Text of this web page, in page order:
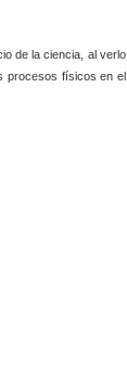
de la ciencia, al verlo
procesos físicos en el